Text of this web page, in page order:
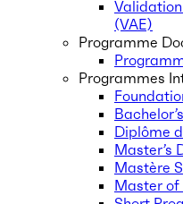
Validation
(VAE)
Programme
Programmes
Diplôme
Master’s
Mastère
Master of